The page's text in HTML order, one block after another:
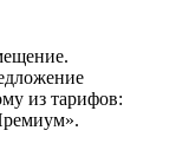
из тарифов: